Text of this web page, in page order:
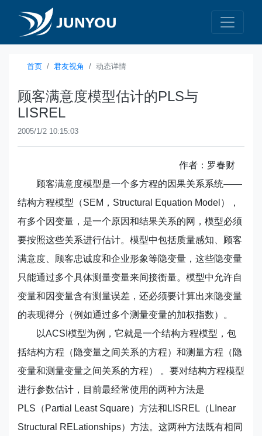
首页 君友视角 动态详情
顾客满意度模型估计的PLS与
LISREL
2005/1/2 10:15:03
作者：罗春财
顾客满意度模型是一个多方程的因果关系系统——
结构方程模型（SEM，Structural Equation Model），
有多个因变量，是一个原因和结果关系的网，模型必须
要按照这些关系进行估计。模型中包括质量感知、顾客
满意度、顾客忠诚度和企业形象等隐变量，这些隐变量
只能通过多个具体测量变量来间接衡量。模型中允许自
变量和因变量含有测量误差，还必须要计算出来隐变量
的表现得分（例如通过多个测量变量的加权指数）。
以ACSI模型为例，它就是一个结构方程模型，包
括结构方程（隐变量之间关系的方程）和测量方程（隐
变量和测量变量之间关系的方程） 。要对结构方程模型
进行参数估计，目前最经常使用的两种方法是
PLS（Partial Least Square）方法和LISREL（LInear
Structural RELationships）方法。这两种方法既有相同